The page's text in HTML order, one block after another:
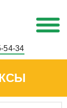
54-34